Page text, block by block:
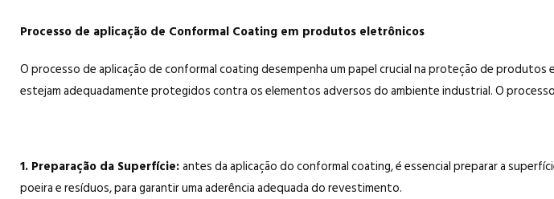
Processo de aplicação de Conformal Coating em produtos eletrônicos
O processo de aplicação de conformal coating desempenha um papel crucial na proteção de
estejam adequadamente protegidos contra os elementos adversos do ambiente industrial. O
1. Preparação da Superfície:antes da aplicação do conformal coating, é essencial preparar a
poeira e resíduos, para garantir uma aderência adequada do revestimento.